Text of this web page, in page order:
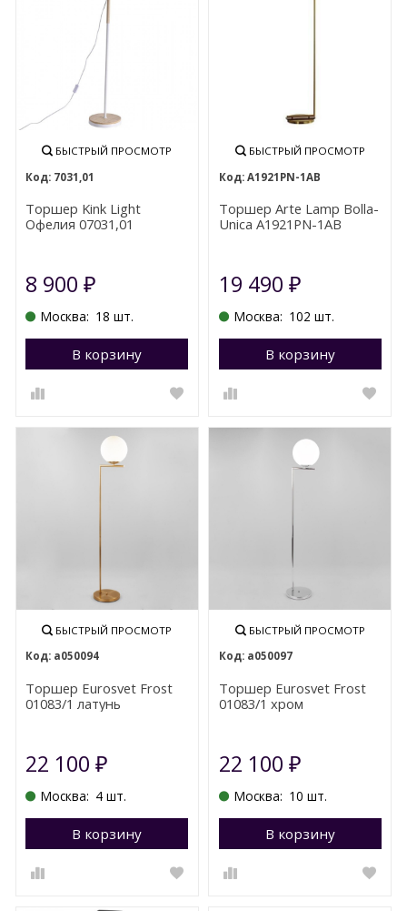
БЫСТРЫЙ ПРОСМОТР
7031,01
Торшер Kink Light
Офелия 07031,01
8 900₽
Москва: 18 шт.
В корзину Перейти в корзину
БЫСТРЫЙ ПРОСМОТР
A1921PN-1AB
Торшер Arte Lamp Bolla-
Unica A1921PN-1AB
19 490 ₽
Москва: 102 шт.
В корзину
БЫСТРЫЙ ПРОСМОТР
a050094
Торшер Eurosvet Frost
01083/1 латунь
22 100₽
Москва: 4 шт.
В корзину Перейти в корзину
БЫСТРЫЙ ПРОСМОТР
a050097
Торшер Eurosvet Frost
01083/1 хром
22 100 ₽
Москва: 10 шт.
В корзину